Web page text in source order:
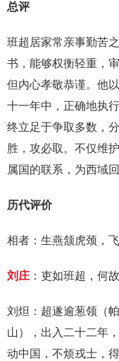
总评
班超居家常亲事勤苦
书，能够权衡轻重，
但内心孝敬恭谨。他
十一年中，正确地执
终立足于争取多数，
胜，攻必取。不仅维
属国的联系，为西域
历代评价
相者：生燕颔虎颈，
刘庄 ：吏如班超，何
刘炟：超遂逾葱领（
山），出入二十二年
动中国，不烦戎士，